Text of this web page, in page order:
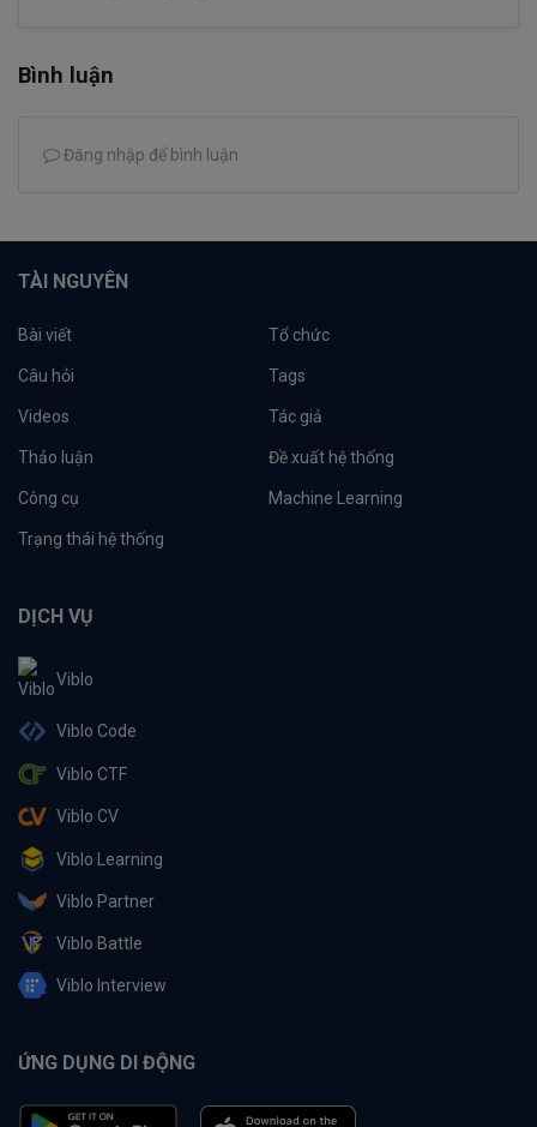
Bình luận
Đăng nhập để bình luận
TÀI NGUYÊN
Bài viết Tổ chức
Câu hỏi Tags
Videos Tác giả
Thảo luận Đề xuất hệ thống
Công cụ Machine Learning
Trạng thái hệ thống
DỊCH VỤ
Viblo
Viblo Code
Viblo CTF
Viblo CV
Viblo Learning
Viblo Partner
Viblo Battle
Viblo Interview
ỨNG DỤNG DI ĐỘNG